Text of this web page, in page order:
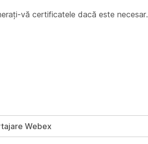
vă certificatele dacă este necesar.
Webex